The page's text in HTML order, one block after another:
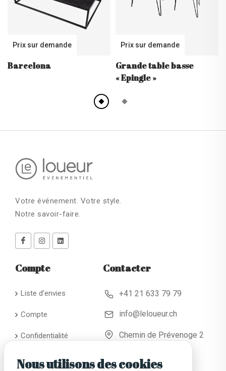
Prix sur demande
Barcelona
Prix sur demande
Grande table basse
« Epingle »
Votre événement. Votre style.
Notre savoir-faire.
Compte
Liste d’envies
Compte
Confidentialité
générales de
Contacter
+41 21 633 79 79
info@leloueur.ch
Chemin de Prévenoge 2
Nous utilisons des cookies